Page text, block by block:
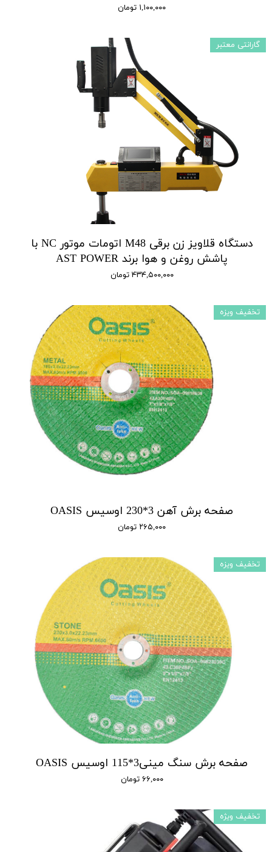
۱,۱۰۰,۰۰۰ تومان
دستگاه قلاویز زن برقی M48 اتومات موتور NC با
پاشش روغن و هوا برند AST POWER
۴۳۴,۵۰۰,۰۰۰ تومان
گارانتی معتبر
صفحه برش آهن 3*230 اوسیس OASIS
۲۶۵,۰۰۰ تومان
تخفیف ویزه
صفحه برش سنگ مینی3*115 اوسیس OASIS
۶۶,۰۰۰ تومان
تخفیف ویزه
تخفیف ویژه